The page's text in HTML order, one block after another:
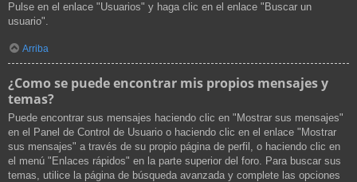
Pulse en el enlace "Usuarios" y haga clic en el enlace "Buscar un
usuario".
Arriba
¿Como se puede encontrar mis propios mensajes y
temas?
Puede encontrar sus mensajes haciendo clic en "Mostrar sus mensajes"
en el Panel de Control de Usuario o haciendo clic en el enlace "Mostrar
sus mensajes" a través de su propio página de perfil, o haciendo clic en
el menú "Enlaces rápidos" en la parte superior del foro. Para buscar sus
temas, utilice la página de búsqueda avanzada y complete las opciones